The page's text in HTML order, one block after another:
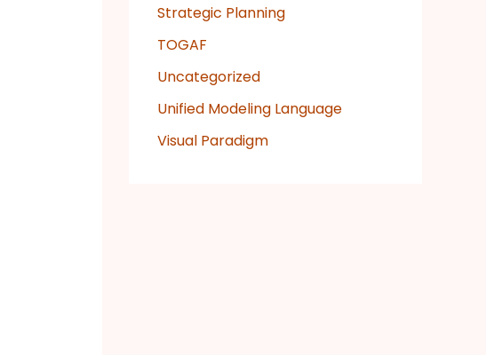
Strategic Planning
TOGAF
Uncategorized
Unified Modeling Language
Visual Paradigm